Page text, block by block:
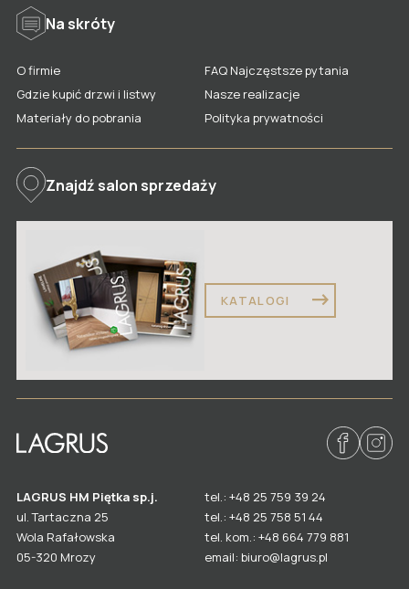
Na skróty
O firmie
FAQ Najczęstsze pytania
Gdzie kupić drzwi i listwy
Nasze realizacje
Materiały do pobrania
Polityka prywatności
Znajdź salon sprzedaży
KATALOGI
LAGRUS HM Piętka sp.j.
ul. Tartaczna 25
Wola Rafałowska
05-320 Mrozy
tel.: +48 25 759 39 24
tel.: +48 25 758 51 44
tel. kom.: +48 664 779 881
email: biuro@lagrus.pl